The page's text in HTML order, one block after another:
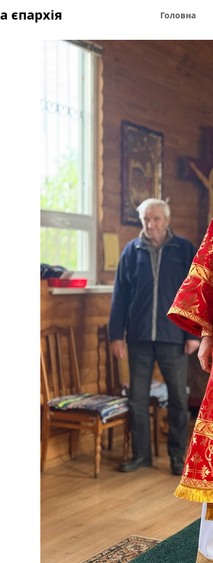
єпархія Головна